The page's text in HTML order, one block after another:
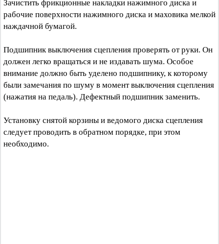
Зачистить фрикционные накладки нажимного диска и
рабочие поверхности нажимного диска и маховика мелкой
наждачной бумагой.
Подшипник выключения сцепления проверять от руки. Он
должен легко вращаться и не издавать шума. Особое
внимание должно быть уделено подшипнику, к которому
были замечания по шуму в момент выключения сцепления
(нажатия на педаль). Дефектный подшипник заменить.
Установку снятой корзины и ведомого диска сцепления
следует проводить в обратном порядке, при этом
необходимо.